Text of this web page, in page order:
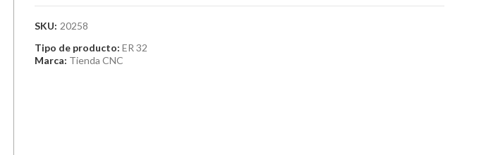
SKU: 20258
Tipo de producto: ER 32
Marca: Tienda CNC